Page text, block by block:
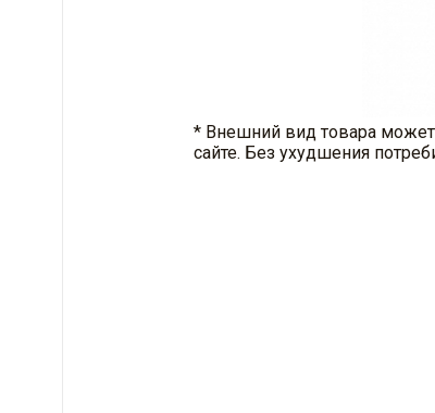
* Внешний вид товара может
сайте. Без ухудшения